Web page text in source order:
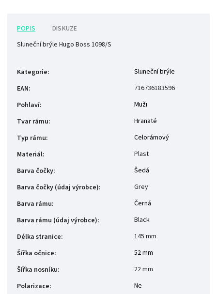
POPIS
DISKUZE
Sluneční brýle Hugo Boss 1098/S
Kategorie:
Sluneční brýle
EAN:
716736183596
Pohlaví:
Muži
Tvar rámu:
Hranaté
Typ rámu:
Celorámový
Materiál:
Plast
Barva čočky:
Šedá
Barva čočky (údaj výrobce):
Grey
Barva rámu:
Černá
Barva rámu (údaj výrobce):
Black
Délka stranice:
145 mm
Šířka očnice:
52 mm
Šířka nosníku:
22 mm
Polarizace: Ne